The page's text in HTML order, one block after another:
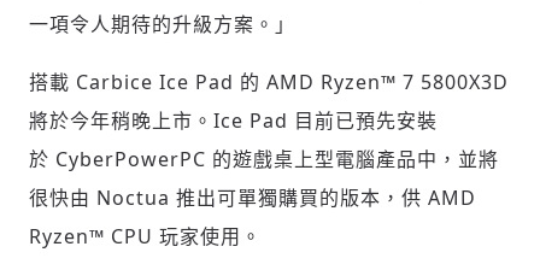
一項令人期待的升級方案。」
搭載 Carbice Ice Pad 的 AMD Ryzen™ 7 5800X3D
將於今年稍晚上市。Ice Pad 目前已預先安裝
於 CyberPowerPC 的遊戲桌上型電腦產品中，並將
很快由 Noctua 推出可單獨購買的版本，供 AMD
Ryzen™ CPU 玩家使用。